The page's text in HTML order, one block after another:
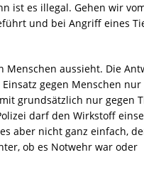
ist es illegal. Gehen wir
und bei Angriff eines
Menschen aussieht. Die
gegen Menschen
grundsätzlich nur gegen
darf den Wirkstoff
aber nicht ganz einfach,
ob es Notwehr war oder